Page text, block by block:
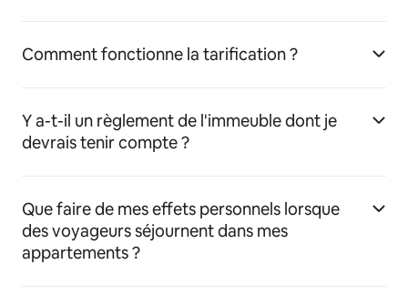
Comment fonctionne la tarification ?
Y a-t-il un règlement de l'immeuble dont je
devrais tenir compte ?
Que faire de mes effets personnels lorsque
des voyageurs séjournent dans mes
appartements ?